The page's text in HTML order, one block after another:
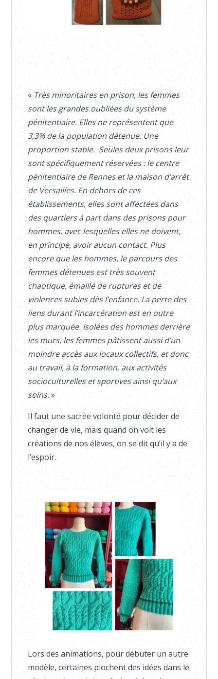
«Très minoritaires en prison, les femmes
sont les grandes oubliées du système
pénitentiaire. Elles ne représentent que
3,3% de la population détenue. Une
proportion stable. Seules deux prisons leur
sont spécifiquement réservées : le centre
pénitentiaire de Rennes et la maison d’arrêt
de Versailles. En dehors de ces
établissements, elles sont affectées dans
des quartiers à part dans des prisons pour
hommes, avec lesquelles elles ne doivent,
en principe, avoir aucun contact. Plus
encore que les hommes, le parcours des
femmes détenues est très souvent
chaotique, émaillé de ruptures et de
violences subies dès l’enfance. La perte des
liens durant l’incarcération est en outre
plus marquée. Isolées des hommes derrière
les murs, les femmes pâtissent aussi d’un
moindre accès aux locaux collectifs, et donc
au travail, à la formation, aux activités
socioculturelles et sportives ainsi qu’aux
soins.»
Il faut une sacrée volonté pour décider de
changer de vie, mais quand on voit les
créations de nos élèves, on se dit qu’il y a de
l’espoir.
Lors des animations, pour débuter un autre
modèle, certaines piochent des idées dans le